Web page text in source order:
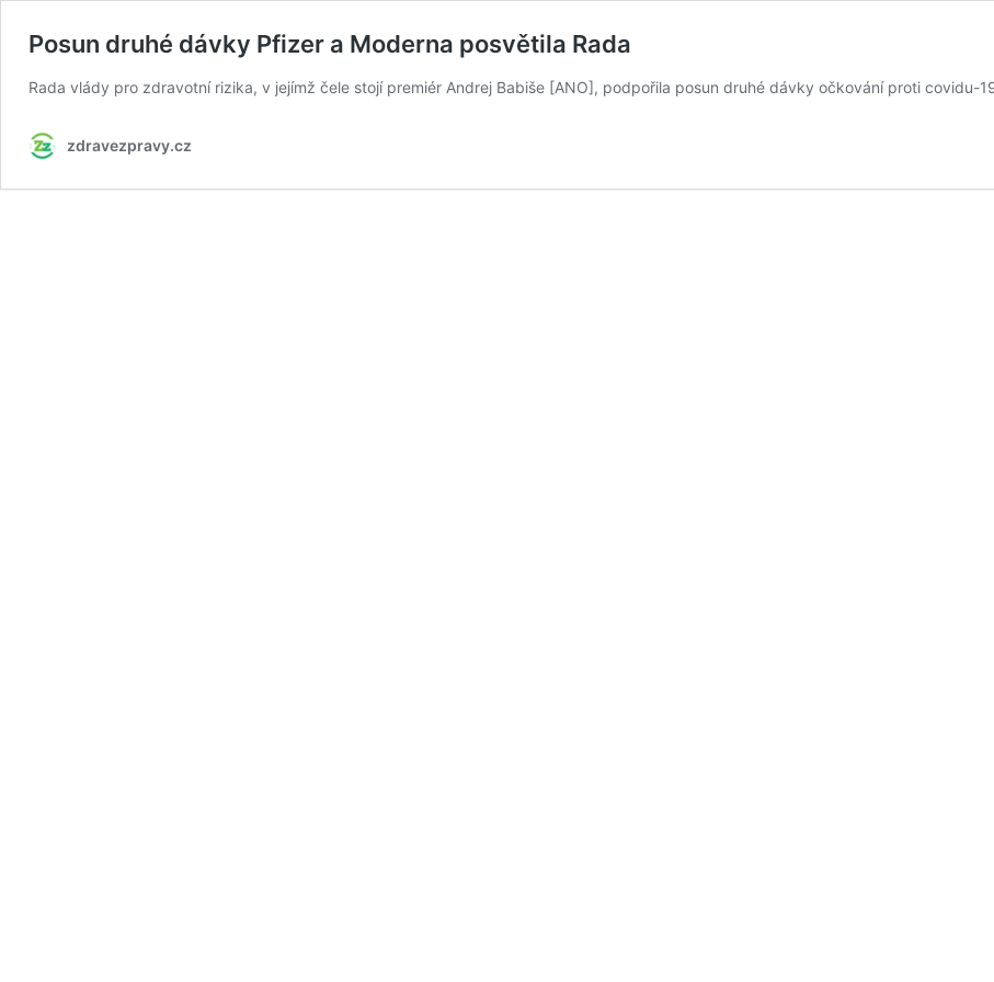
Posun druhé dávky Pfizer a Moderna posvětila Rada
Rada vlády pro zdravotní rizika, v jejímž čele stojí premiér Andrej Babiše [ANO], podpořila posun druhé dávky očkování proti covidu-
zdravezpravy.cz